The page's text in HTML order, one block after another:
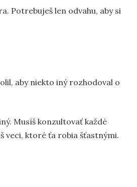
Potrebuješ len odvahu, aby si
aby niekto iný rozhodoval o
Musíš konzultovať každé
veci, ktoré ťa robia šťastnými.